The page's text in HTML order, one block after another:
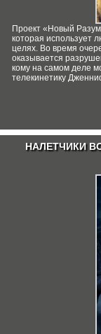
Проект «Новый
которая использует
целях. Во время
оказывается
кому на самом деле
телекинетику
НАЛЕТЧИКИ